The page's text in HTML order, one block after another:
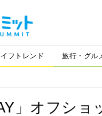
フトレンド 旅行・グル
」オフショ